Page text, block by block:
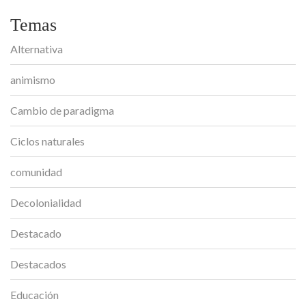
Temas
Alternativa
animismo
Cambio de paradigma
Ciclos naturales
comunidad
Decolonialidad
Destacado
Destacados
Educación